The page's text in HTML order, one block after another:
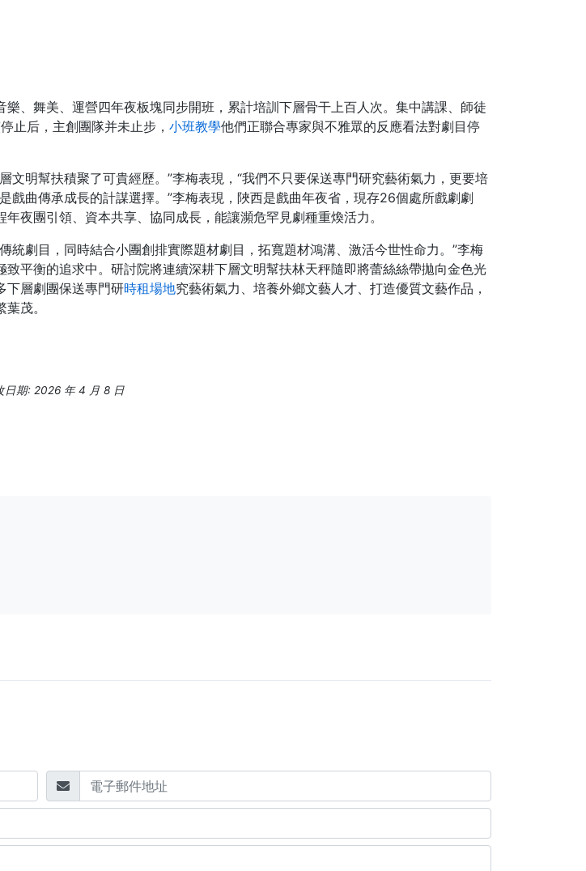
、舞美、運營四年夜板塊同步開班，累計培訓下層骨干上百人次。集中講課、師徒
止后，主創團隊并未止步， 小班教學他們正聯合專家與不雅眾的反應看法對劇目停
明幫扶積聚了可貴經歷。”李梅表現，“我們不只要保送專門研究藝術氣力，更要培
戲曲傳承成長的計謀選擇。”李梅表現，陜西是戲曲年夜省，現存26個處所戲劇劇
夜團引領、資本共享、協同成長，能讓瀕危罕見劇種重煥活力。
統劇目，同時結合小團創排實際題材劇目，拓寬題材鴻溝、激活今世性命力。”李梅
平衡的追求中。研討院將連續深耕下層文明幫扶林天秤隨即將蕾絲絲帶拋向金色光
下層劇團保送專門研時租場地究藝術氣力、培養外鄉文藝人才、打造優質文藝作品，
茂。
日期: 2026 年 4 月 8 日